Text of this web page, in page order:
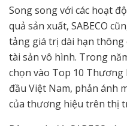
Song song với các hoạt
quả sản xuất, SABECO
tảng giá trị dài hạn
tài sản vô hình. Trong
chọn vào Top 10
đầu Việt Nam, phản ánh
của thương hiệu trên thị